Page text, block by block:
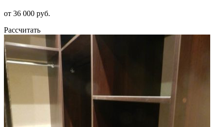
от 36 000 руб.
Рассчитать